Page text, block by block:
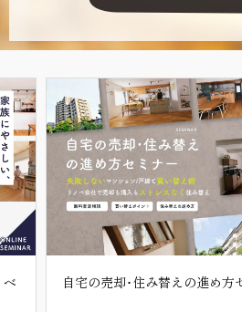
自宅の売却･住み替えの進め方